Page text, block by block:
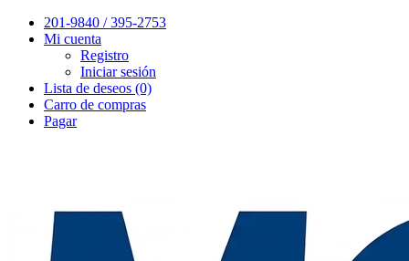
201-9840 / 395-2753
Mi cuenta
Registro
Iniciar sesión
Lista de deseos (0)
Carro de compras
Pagar